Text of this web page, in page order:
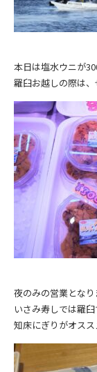
本日は塩水ウニが
羅臼お越しの際は、
夜のみの営業となり
いさみ寿しでは羅
知床にぎりがオスス